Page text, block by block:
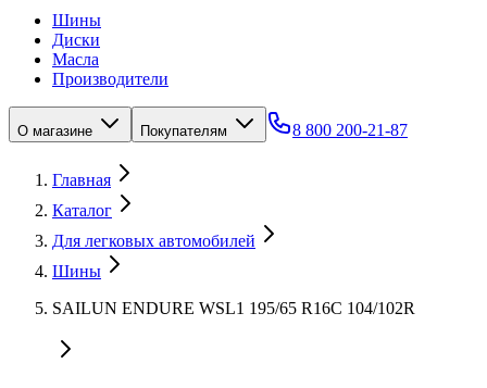
Шины
Диски
Масла
Производители
О магазине Покупателям 8 800 200-21-87
Главная
Каталог
Для легковых автомобилей
Шины
SAILUN ENDURE WSL1 195/65 R16C 104/102R